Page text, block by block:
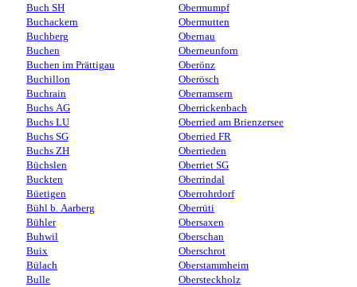
Buch SH
Buchackern
Buchberg
Buchen
Buchen im Prättigau
Buchillon
Buchrain
Buchs AG
Buchs LU
Buchs SG
Buchs ZH
Büchslen
Buckten
Büetigen
Bühl b. Aarberg
Bühler
Buhwil
Buix
Bülach
Bulle
Obermumpf
Obermutten
Obernau
Oberneunforn
Oberönz
Oberösch
Oberramsern
Oberrickenbach
Oberried am Brienzersee
Oberried FR
Oberrieden
Oberriet SG
Oberrindal
Oberrohrdorf
Oberrüti
Obersaxen
Oberschan
Oberschrot
Oberstammheim
Obersteckholz